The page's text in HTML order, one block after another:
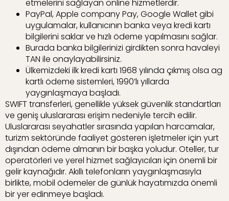
etmelerini sağlayan online hizmetlerdir.
PayPal, Apple company Pay, Google Wallet gibi
uygulamalar, kullanıcının banka veya kredi kartı
bilgilerini saklar ve hızlı ödeme yapılmasını sağlar.
Burada banka bilgilerinizi girdikten sonra havaleyi
TAN ile onaylayabilirsiniz.
Ülkemizdeki ilk kredi kartı 1968 yılında çıkmış olsa ag
kartlı ödeme sistemleri, 1990’lı yıllarda
yaygınlaşmaya başladı.
SWIFT transferleri, genellikle yüksek güvenlik standartları
ve geniş uluslararası erişim nedeniyle tercih edilir.
Uluslararası seyahatler sırasında yapılan harcamalar,
turizm sektöründe faaliyet gösteren işletmeler için yurt
dışından ödeme almanın bir başka yoludur. Oteller, tur
operatörleri ve yerel hizmet sağlayıcıları için önemli bir
gelir kaynağıdır. Akıllı telefonların yaygınlaşmasıyla
birlikte, mobil ödemeler de günlük hayatımızda önemli
bir yer edinmeye başladı.